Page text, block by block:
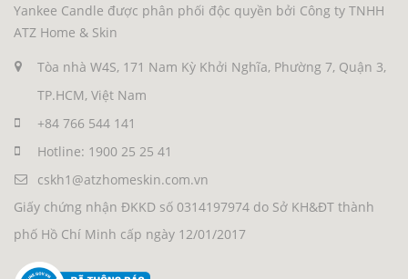
Yankee Candle được phân phối độc quyền bởi Công ty TNHH
ATZ Home & Skin
Tòa nhà W4S, 171 Nam Kỳ Khởi Nghĩa, Phường 7, Quận 3,
TP.HCM, Việt Nam
+84 766 544 141
Hotline: 1900 25 25 41
cskh1@atzhomeskin.com.vn
Giấy chứng nhận ĐKKD số 0314197974 do Sở KH&ĐT thành
phố Hồ Chí Minh cấp ngày 12/01/2017